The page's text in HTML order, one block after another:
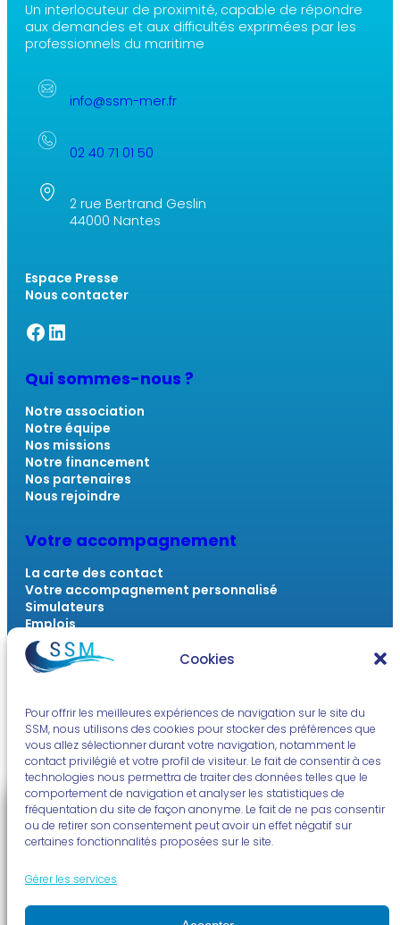
Cookies
Pour offrir les meilleures expériences de navigation sur le site du
SSM, nous utilisons des cookies pour stocker des préférences que
vous allez sélectionner durant votre navigation, notamment le
contact privilégié et votre profil de visiteur. Le fait de consentir à ces
technologies nous permettra de traiter des données telles que le
comportement de navigation et analyser les statistiques de
fréquentation du site de façon anonyme. Le fait de ne pas consentir
ou de retirer son consentement peut avoir un effet négatif sur
certaines fonctionnalités proposées sur le site.
Gérer les services
Un interlocuteur de proximité, capable de répondre
aux demandes et aux difficultés exprimées par les
professionnels du maritime
info@ssm-mer.fr
02 40 71 01 50
2 rue Bertrand Geslin
44000 Nantes
Espace Presse
Nous contacter
Facebook SSM
Linkedin SSM
Qui sommes-nous ?
Notre association
Notre équipe
Nos missions
Notre financement
Nos partenaires
Nous rejoindre
Votre accompagnement
La carte des contact
Votre accompagnement personnalisé
Simulateurs
Emplois
Outils numériques
FAQ
L’actu du monde marin
La voix des travailleurs sociaux
À vous la radio !
Quizz et jeux
Politique de cookies (UE)
© SSM | Conçu parNOUS – Ouvert, Utile & Simpleavec